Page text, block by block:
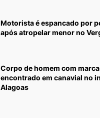
Motorista é espancado por
após atropelar menor no
Corpo de homem com
encontrado em canavial no
Alagoas